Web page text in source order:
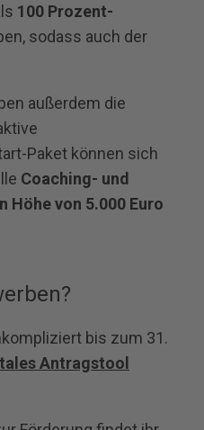
100 Prozent-
sodass auch der
außerdem die
Paket können sich
Coaching- und
Höhe von 5.000 Euro
bis zum 31.
Antragstool